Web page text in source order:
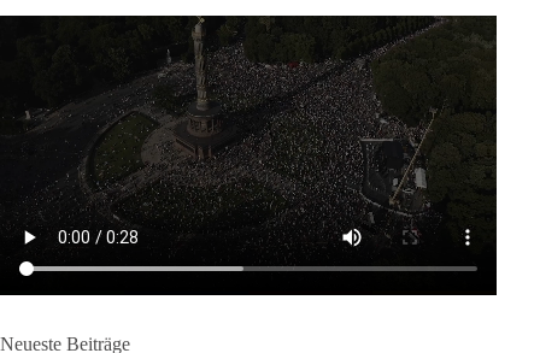
dieBasis fordert als einzige Partei in Deutschland den Austritt
aus der NATO. Ein Gipfel, der mehr nach Rüstungsdeal als
nach Friedenspolitik klingt, wird niemals Sicherheit schaffen,
ob nun in Deutschland oder weltweit.
Quelle: https://www.tagesschau.de/ausland/asien/nato-
erklaerung-ankara-100.html
#dieBasis #NATO #Gipfeltreffen #Frieden #Sicherheit
Neueste Beiträge